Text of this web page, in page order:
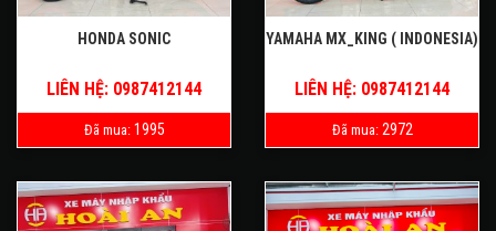
HONDA SONIC
LIÊN HỆ: 0987412144
Đã mua: 1995
YAMAHA MX_KING ( INDONESIA)
LIÊN HỆ: 0987412144
Đã mua: 2972